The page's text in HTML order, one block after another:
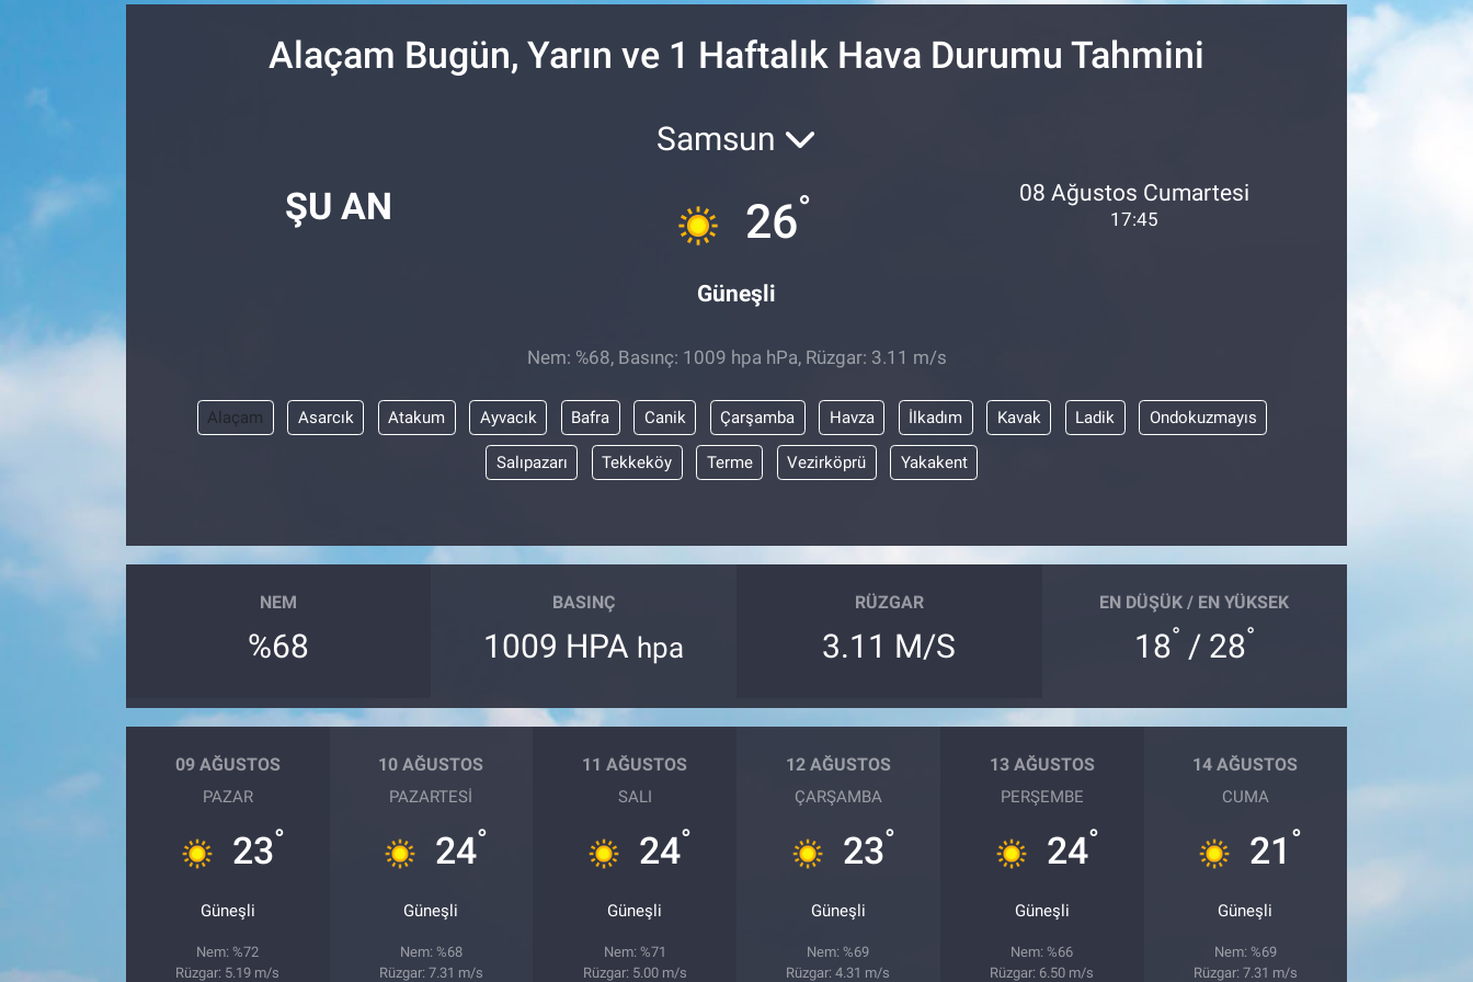
Alaçam Bugün, Yarın ve 1 Haftalık Hava Durumu Tahmini
ŞU AN
Samsun
26°
Güneşli
08 Ağustos Cumartesi
17:45
Nem: %68, Basınç: 1009 hpa hPa, Rüzgar: 3.11 m/s
Alaçam Asarcık Atakum Ayvacık Bafra Canik Çarşamba Havza İlkadım Kavak Ladik Ondokuzmayıs
Salıpazarı Tekkeköy Terme Vezirköprü Yakakent
NEM
%68
BASINÇ
1009 HPA hpa
RÜZGAR
3.11 M/S
EN DÜŞÜK / EN YÜKSEK
18° / 28°
09 AĞUSTOS
PAZAR
23°
Güneşli
Nem: %72
Rüzgar: 5.19 m/s
10 AĞUSTOS
PAZARTESI
24°
Güneşli
Nem: %68
Rüzgar: 7.31 m/s
11 AĞUSTOS
SALI
24°
Güneşli
Nem: %71
Rüzgar: 5.00 m/s
12 AĞUSTOS
ÇARŞAMBA
23°
Güneşli
Nem: %69
Rüzgar: 4.31 m/s
13 AĞUSTOS
PERŞEMBE
24°
Güneşli
Nem: %66
Rüzgar: 6.50 m/s
14 AĞUSTOS
CUMA
21 °
Güneşli
Nem: %69
Rüzgar: 7.31 m/s